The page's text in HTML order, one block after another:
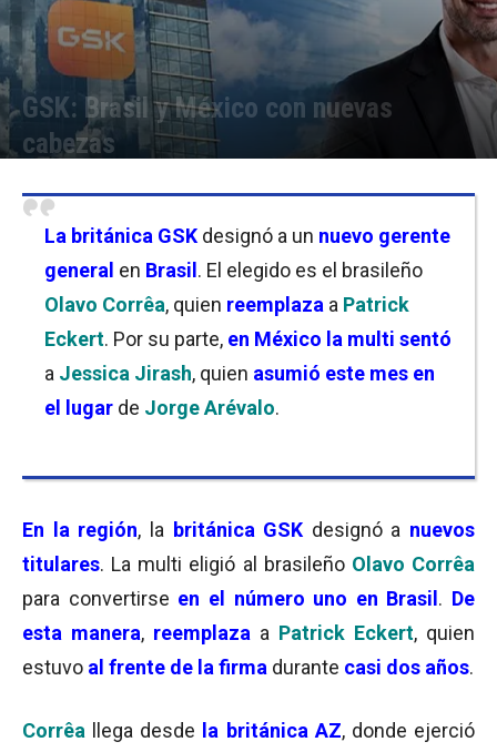
GSK: Brasil y México con nuevas
cabezas
La británica GSK designó a un nuevo gerente
general en Brasil . El elegido es el brasileño
Olavo Corrêa, quien reemplaza a Patrick
Eckert. Por su parte, en México la multi sentó
a Jessica Jirash, quien asumió este mes en
el lugar de Jorge Arévalo.
En la región, la británica GSK designó a nuevos
titulares. La multi eligió al brasileñoOlavo Corrêa
para convertirse en el número uno en Brasil . De
esta manera, reemplaza a Patrick Eckert, quien
estuvo al frente de la firma durante casi dos años.
Corrêa llega desde la británica AZ, donde ejerció